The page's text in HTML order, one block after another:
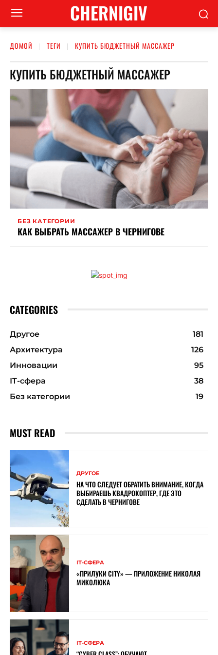
CHERNIGIV
ДОМОЙ ТЕГИ КУПИТЬ БЮДЖЕТНЫЙ МАССАЖЕР
КУПИТЬ БЮДЖЕТНЫЙ МАССАЖЕР
БЕЗ КАТЕГОРИИ
КАК ВЫБРАТЬ МАССАЖЕР В ЧЕРНИГОВЕ
CATEGORIES
Другое
181
Архитектура
126
Инновации
95
ІТ-сфера
38
Без категории
19
MUST READ
ДРУГОЕ
НА ЧТО СЛЕДУЕТ ОБРАТИТЬ ВНИМАНИЕ, КОГДА
ВЫБИРАЕШЬ КВАДРОКОПТЕР, ГДЕ ЭТО
СДЕЛАТЬ В ЧЕРНИГОВЕ
ІТ-СФЕРА
«ПРИЛУКИ CITY» — ПРИЛОЖЕНИЕ НИКОЛАЯ
МИКОЛЮКА
ІТ-СФЕРА